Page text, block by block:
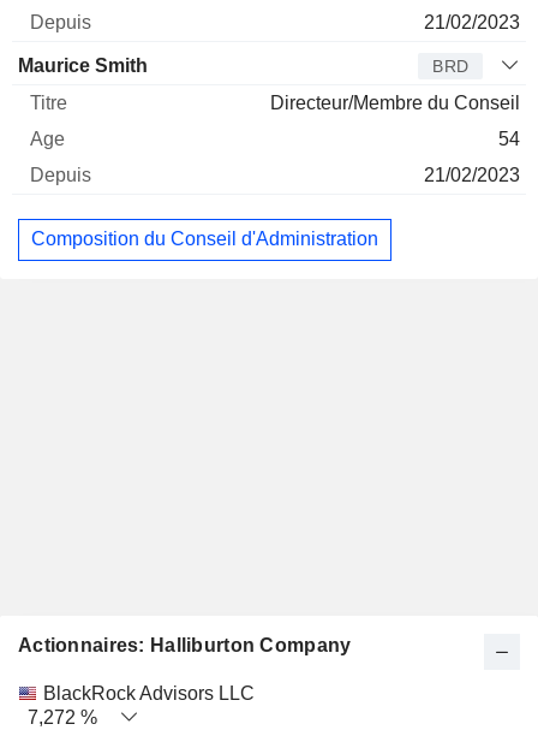
21/02/2023
Maurice Smith BRD
Directeur/Membre du Conseil
54
21/02/2023
Composition du Conseil d'Administration
Actionnaires: Halliburton Company
Nom Actions % Valorisation
BlackRock Advisors LLC
7,272 %